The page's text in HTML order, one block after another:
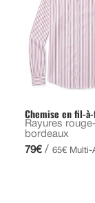
Chemise en fil-
Rayures rouge-
bordeaux
79€ / 65€ Multi-